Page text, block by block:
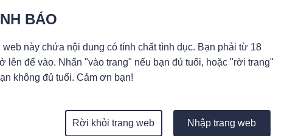
cấp được sử dụng để dán và lấp trong trang trí nội thất, có thời gian
có mùi.
BÁO
Rời khỏi trang web Nhập trang web
web này chứa nội dung có tính chất tình dục. Bạn phải từ 18
lên để vào. Nhấn "vào trang" nếu bạn đủ tuổi, hoặc "rời trang"
không đủ tuổi. Cảm ơn bạn!